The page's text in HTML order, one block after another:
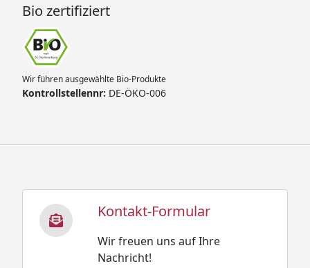
Bio zertifiziert
Wir führen ausgewählte Bio-Produkte
Kontrollstellennr: DE-ÖKO-006
Kontakt-Formular
Wir freuen uns auf Ihre
Nachricht!